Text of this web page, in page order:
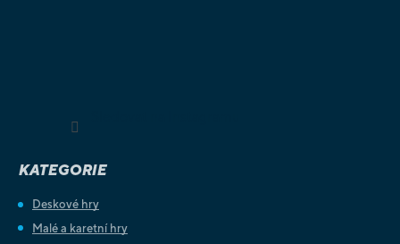
KATEGORIE
Deskové hry
Malé a karetní hry